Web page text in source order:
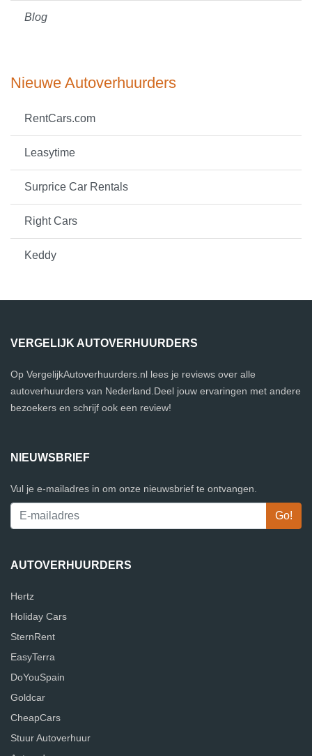
Blog
Nieuwe Autoverhuurders
RentCars.com
Leasytime
Surprice Car Rentals
Right Cars
Keddy
VERGELIJK AUTOVERHUURDERS
Op VergelijkAutoverhuurders.nl lees je reviews over alle
autoverhuurders van Nederland.Deel jouw ervaringen met andere
bezoekers en schrijf ook een review!
NIEUWSBRIEF
Vul je e-mailadres in om onze nieuwsbrief te ontvangen.
AUTOVERHUURDERS
Hertz
Holiday Cars
SternRent
EasyTerra
DoYouSpain
Goldcar
CheapCars
Stuur Autoverhuur